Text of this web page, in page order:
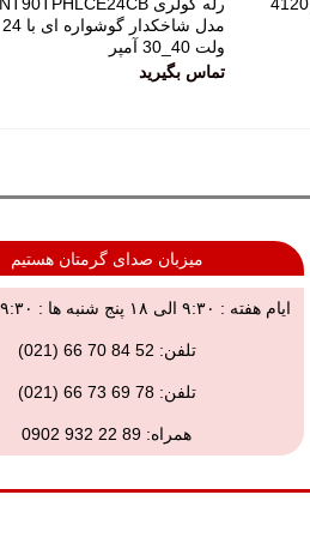
رله خودرویی NHG مدل 4120
رله کولری NT90TPHLCE24CB
مدل شاخکدار گوشواره ای با 24
ولت 40_30 آمپر
تماس بگیرید
میزبان صدای گرمتان هستیم
ایام هفته : ۹:۳۰ الی ۱۸ پنج شنبه ها : ۹:۳۰ الی ۱۳:۳۰
تلفن: 52 84 70 66 (021)
تلفن:78 69 73 66 (021)
همراه: